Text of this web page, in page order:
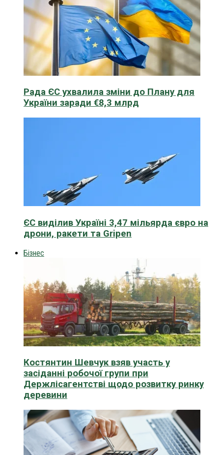
Рада ЄС ухвалила зміни до Плану для
України заради €8,3 млрд
ЄС виділив Україні 3,47 мільярда євро на
дрони, ракети та Gripen
Бізнес
Костянтин Шевчук взяв участь у
засіданні робочої групи при
Держлісагентстві щодо розвитку ринку
деревини